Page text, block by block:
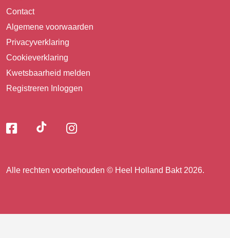
Contact
Algemene voorwaarden
Privacyverklaring
Cookieverklaring
Kwetsbaarheid melden
Registreren Inloggen
Volg
ons
facebook
Volg
Volg
Alle rechten voorbehouden © Heel Holland Bakt 2026.